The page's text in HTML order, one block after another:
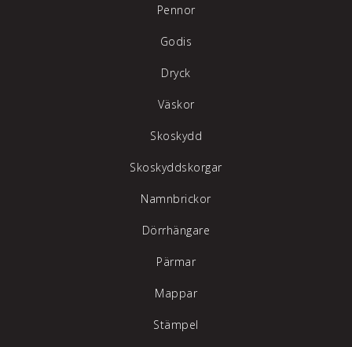
Pennor
Godis
Dryck
Väskor
Skoskydd
Skoskyddskorgar
Namnbrickor
Dörrhängare
Pärmar
Mappar
Stämpel